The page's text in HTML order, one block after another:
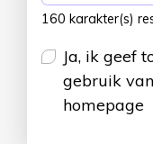
160 karakter(s)
Ja, ik geef
gebruik
homepage